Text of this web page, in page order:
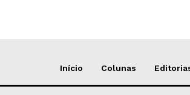
Início Colunas